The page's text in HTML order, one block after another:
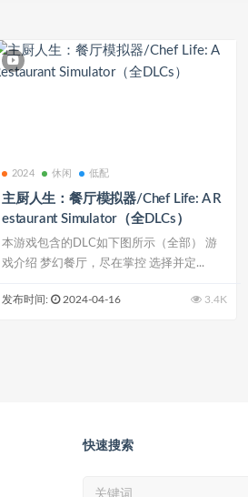
2024 休闲 低配
主厨人生：餐厅模拟器/Chef Life: A R
estaurant Simulator（全DLCs）
本游戏包含的DLC如下图所示（全部） 游
戏介绍 梦幻餐厅，尽在掌控 选择并定...
发布时间: 2024-04-16 3.4K
快速搜索